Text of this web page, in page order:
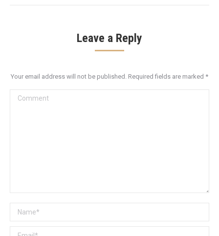
Leave a Reply
Your email address will not be published. Required fields are marked *
Comment
Name *
Email *